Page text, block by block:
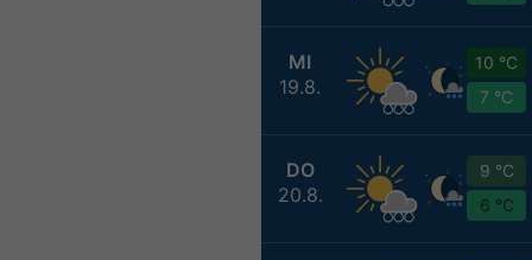
MI
19.8.
10 °C
7 °C
DO
20.8.
9 °C
6 °C